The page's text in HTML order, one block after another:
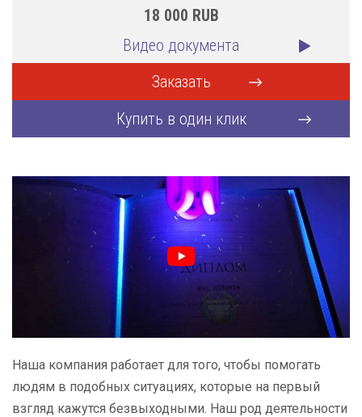
18 000 RUB
Видео документа
Заказать
Купить в один клик
Наша компания работает для того, чтобы помогать
людям в подобных ситуациях, которые на первый
взгляд кажутся безвыходными. Наш род деятельности